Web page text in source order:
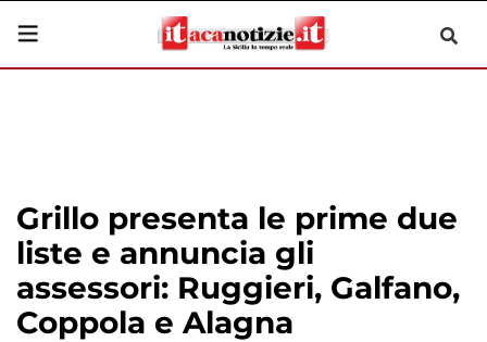
Grillo presenta le prime due
liste e annuncia gli
assessori: Ruggieri, Galfano,
Coppola e Alagna